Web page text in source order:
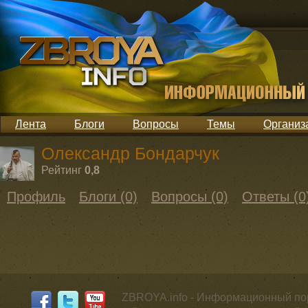
Лента Блоги Вопросы Темы
Олександр Бондарчук
Рейтинг 0,8
Профиль Блоги (0) Вопросы (0) Ответы
ZBROYA.info - Информационный